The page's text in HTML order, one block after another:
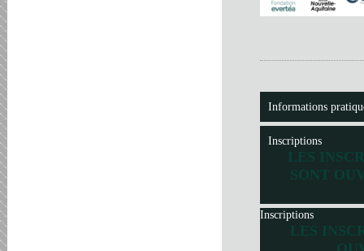
Informations
Inscriptions
LES
SONT
Inscriptions
LES